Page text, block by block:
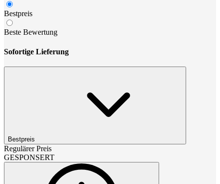
Bestpreis
Beste Bewertung
Sofortige Lieferung
Bestpreis
Regulärer Preis
GESPONSERT